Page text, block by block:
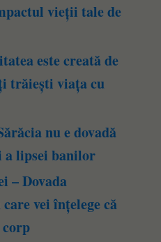
vieții tale de
este creată de
trăiești viața cu
nu e dovadă
a lipsei banilor
– Dovada
vei înțelege că